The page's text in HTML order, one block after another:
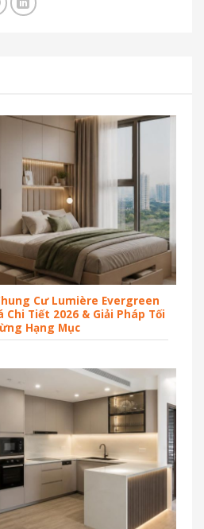
Cư Lumière Evergreen
Tiết 2026 & Giải Pháp Tối
Hạng Mục